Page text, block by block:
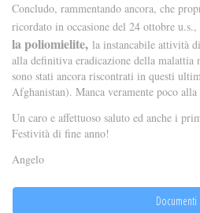
Concludo, rammentando ancora, che
ricordato in occasione del 24 ottobre u.s.,
la poliomielite, la instancabile attività
alla definitiva eradicazione della malattia
sono stati ancora riscontrati in questi
Afghanistan). Manca veramente poco
Un caro e affettuoso saluto ed anche i
Festività di fine anno!
Angelo
Documenti